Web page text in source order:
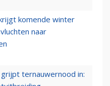
komende winter
naar
ternauwernood in: